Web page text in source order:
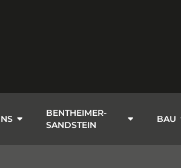
BENTHEIMER-
SANDSTEIN
BAU